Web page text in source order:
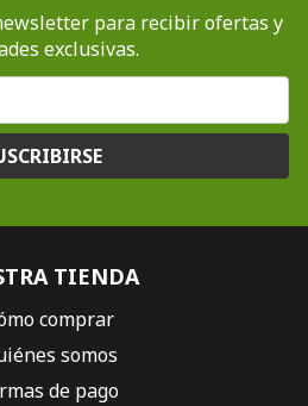
para recibir ofertas y
exclusivas.
TIENDA
comprar
somos
de pago